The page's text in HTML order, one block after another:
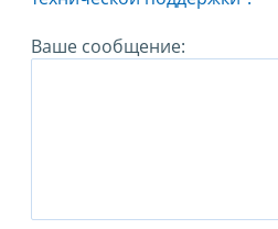
Ваше сообщение: